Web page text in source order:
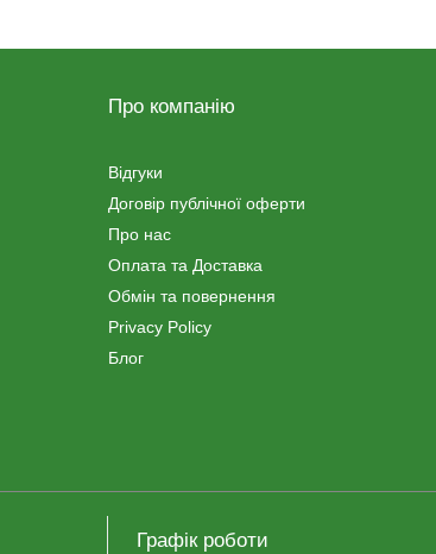
Про компанію
Відгуки
Договір публічної оферти
Про нас
Оплата та Доставка
Обмін та повернення
Privacy Policy
Блог
Графік роботи